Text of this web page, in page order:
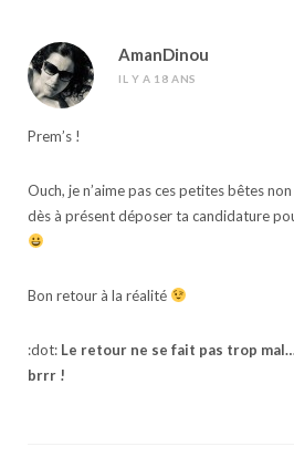
AmanDinou
IL Y A 18 ANS
Prem’s !
Ouch, je n’aime pas ces petites bêtes
dès à présent déposer ta candidature
Bon retour à la réalité
:dot: Le retour ne se fait pas trop
brrr !